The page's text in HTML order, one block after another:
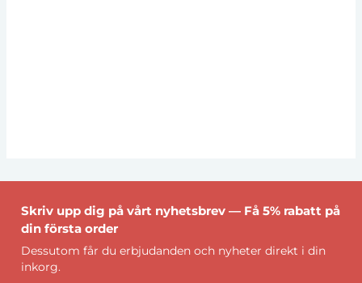
Skriv upp dig på vårt nyhetsbrev — Få 5% rabatt på
din första order
Dessutom får du erbjudanden och nyheter direkt i din
inkorg.